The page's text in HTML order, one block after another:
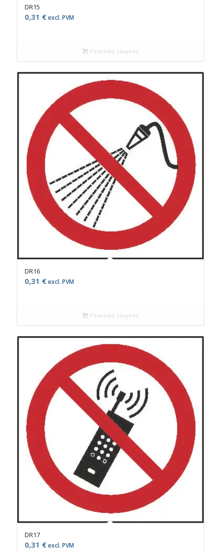
DR15
0,31 €excl. PVM
Pasirinkti savybes
DR16
0,31 €excl. PVM
Pasirinkti savybes
DR17
0,31 €excl. PVM